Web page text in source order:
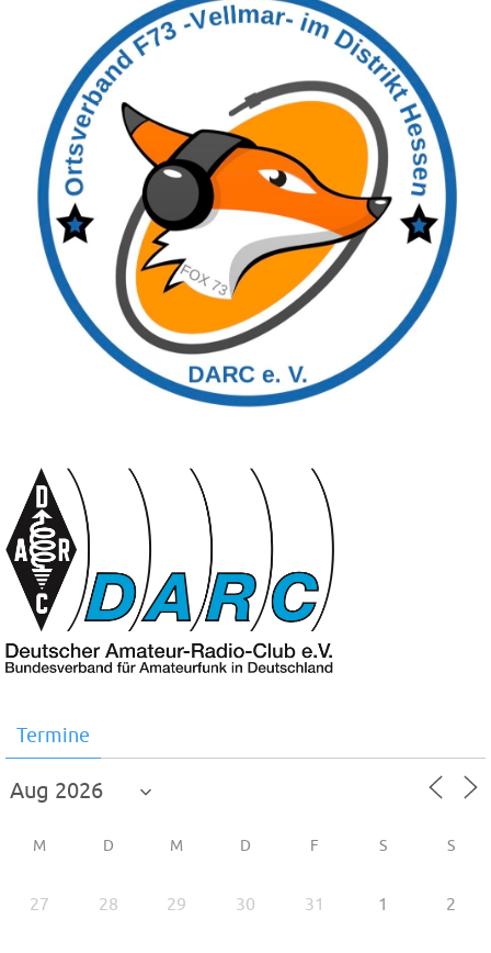
Termine
M D M D F S S
27 28 29 30 31 1 2